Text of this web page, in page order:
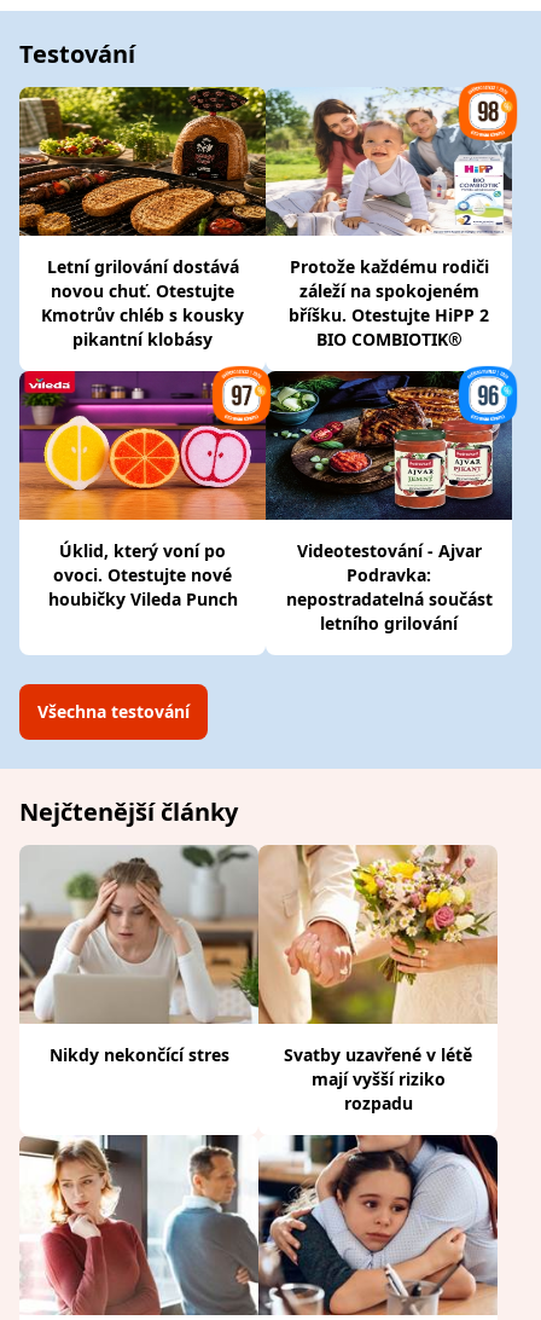
Testování
Letní grilování dostává
novou chuť. Otestujte
Kmotrův chléb s kousky
pikantní klobásy
Protože každému rodiči
záleží na spokojeném
bříšku. Otestujte HiPP 2
BIO COMBIOTIK®
Úklid, který voní po
ovoci. Otestujte nové
houbičky Vileda Punch
Videotestování - Ajvar
Podravka:
nepostradatelná součást
letního grilování
Všechna testování
Nejčtenější články
Nikdy nekončící stres
Svatby uzavřené v létě
mají vyšší riziko
rozpadu